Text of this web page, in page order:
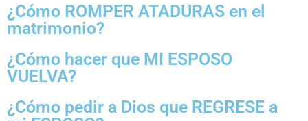
¿Cómo ROMPER ATADURAS en el
matrimonio?
¿Cómo hacer que MI ESPOSO
VUELVA?
¿Cómo pedir a Dios que REGRESE a